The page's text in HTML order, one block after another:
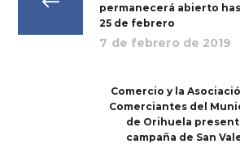
permanecerá abierto
25 de febrero
7 de febrero de 2019
Comercio y la
Comerciantes del
de Orihuela
campaña de San